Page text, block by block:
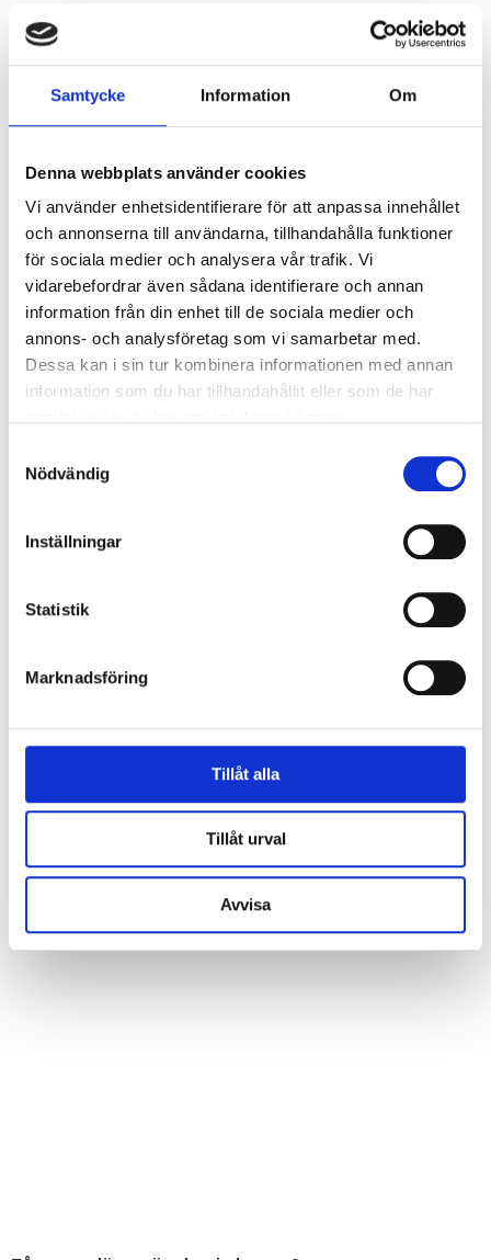
Samtycke Information Om
Denna webbplats använder cookies
Vi använder enhetsidentifierare för att anpassa innehållet
och annonserna till användarna, tillhandahålla funktioner
för sociala medier och analysera vår trafik. Vi
vidarebefordrar även sådana identifierare och annan
information från din enhet till de sociala medier och
annons- och analysföretag som vi samarbetar med.
Dessa kan i sin tur kombinera informationen med annan
information som du har tillhandahållit eller som de har
Nödvändig
Inställningar
Statistik
Marknadsföring
Tillåt alla
Tillåt urval
Avvisa